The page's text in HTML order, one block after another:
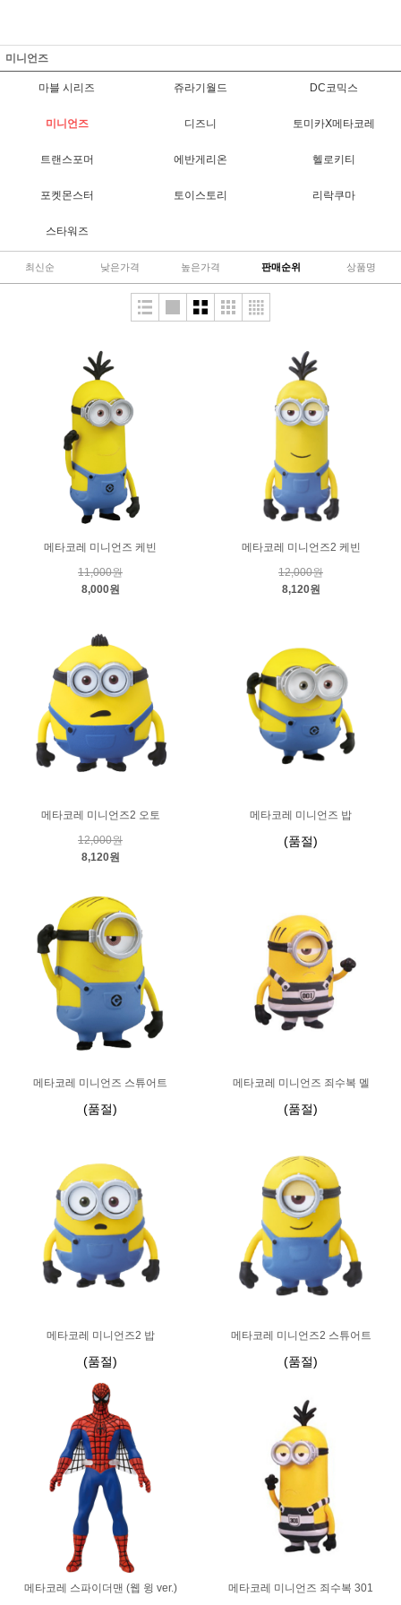
미니언즈
마블 시리즈 쥬라기월드 DC코믹스
미니언즈 디즈니 토미카Ⅹ메타코레
트랜스포머 에반게리온 헬로키티
포켓몬스터 토이스토리 리락쿠마
스타워즈
최신순 낮은가격 높은가격 판매순위 상품명
메타코레 미니언즈 케빈
11,000원
8,000원
메타코레 미니언즈2 케빈
12,000원
8,120원
메타코레 미니언즈2 오토
12,000원
8,120원
메타코레 미니언즈 밥
(품절)
메타코레 미니언즈 스튜어트
(품절)
메타코레 미니언즈 죄수복 멜
(품절)
메타코레 미니언즈2 밥
(품절)
메타코레 미니언즈2 스튜어트
(품절)
메타코레 스파이더맨 (웹 윙 ver.) 메타코레 미니언즈 죄수복 301